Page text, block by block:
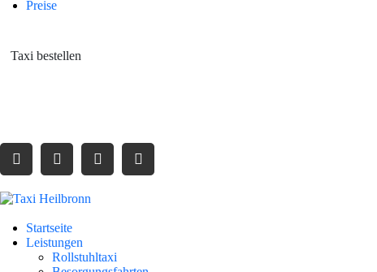
Preise
Taxi bestellen
Startseite
Leistungen
Rollstuhltaxi